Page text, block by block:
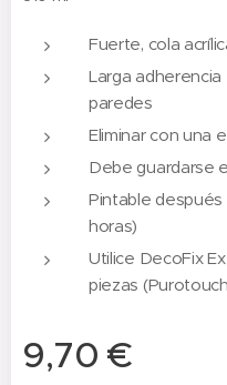
Fuerte, cola
Larga
paredes
Eliminar con una
Debe guardarse
Pintable
horas)
Utilice DecoFix
piezas
9,70 €